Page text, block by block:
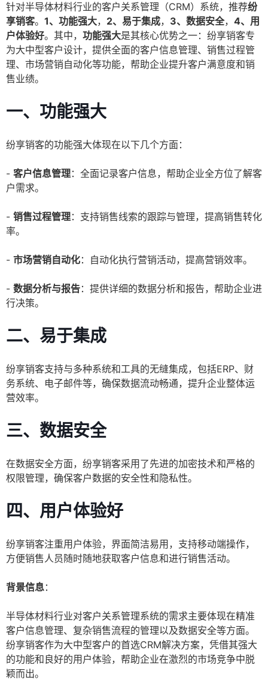
针对半导体材料行业的客户关系管理（CRM）系统，推荐纷
享销客。 1、功能强大， 2、易于集成， 3、数据安全， 4、用
户体验好。其中， 功能强大是其核心优势之一：纷享销客专
为大中型客户设计，提供全面的客户信息管理、销售过程管
理、市场营销自动化等功能，帮助企业提升客户满意度和销
售业绩。
一、功能强大
纷享销客的功能强大体现在以下几个方面：
- 客户信息管理：全面记录客户信息，帮助企业全方位了解客
户需求。
- 销售过程管理：支持销售线索的跟踪与管理，提高销售转化
率。
- 市场营销自动化：自动化执行营销活动，提高营销效率。
- 数据分析与报告：提供详细的数据分析和报告，帮助企业进
行决策。
二、易于集成
纷享销客支持与多种系统和工具的无缝集成，包括ERP、财
务系统、电子邮件等，确保数据流动畅通，提升企业整体运
营效率。
三、数据安全
在数据安全方面，纷享销客采用了先进的加密技术和严格的
权限管理，确保客户数据的安全性和隐私性。
四、用户体验好
纷享销客注重用户体验，界面简洁易用，支持移动端操作，
方便销售人员随时随地获取客户信息和进行销售活动。
背景信息：
半导体材料行业对客户关系管理系统的需求主要体现在精准
客户信息管理、复杂销售流程的管理以及数据安全等方面。
纷享销客作为大中型客户的首选CRM解决方案，凭借其强大
的功能和良好的用户体验，帮助企业在激烈的市场竞争中脱
颖而出。